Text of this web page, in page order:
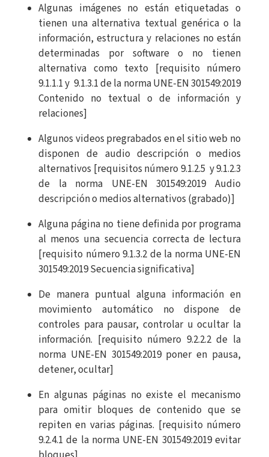
Algunas imágenes no están etiquetadas o
tienen una alternativa textual genérica o la
información, estructura y relaciones no están
determinadas por software o no tienen
alternativa como texto [requisito número
9.1.1.1 y 9.1.3.1 de la norma UNE-EN 301549:2019
Contenido no textual o de información y
relaciones]
Algunos videos pregrabados en el sitio web no
disponen de audio descripción o medios
alternativos [requisitos número 9.1.2.5 y 9.1.2.3
de la norma UNE-EN 301549:2019 Audio
descripción o medios alternativos (grabado)]
Alguna página no tiene definida por programa
al menos una secuencia correcta de lectura
[requisito número 9.1.3.2 de la norma UNE-EN
301549:2019 Secuencia significativa]
De manera puntual alguna información en
movimiento automático no dispone de
controles para pausar, controlar u ocultar la
información. [requisito número 9.2.2.2 de la
norma UNE-EN 301549:2019 poner en pausa,
detener, ocultar]
En algunas páginas no existe el mecanismo
para omitir bloques de contenido que se
repiten en varias páginas. [requisito número
9.2.4.1 de la norma UNE-EN 301549:2019 evitar